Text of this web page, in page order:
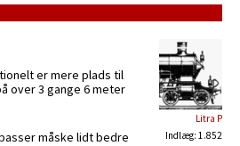
Litra P
Indlæg: 1.852
er mere plads til
over 3 gange 6 meter
måske lidt bedre